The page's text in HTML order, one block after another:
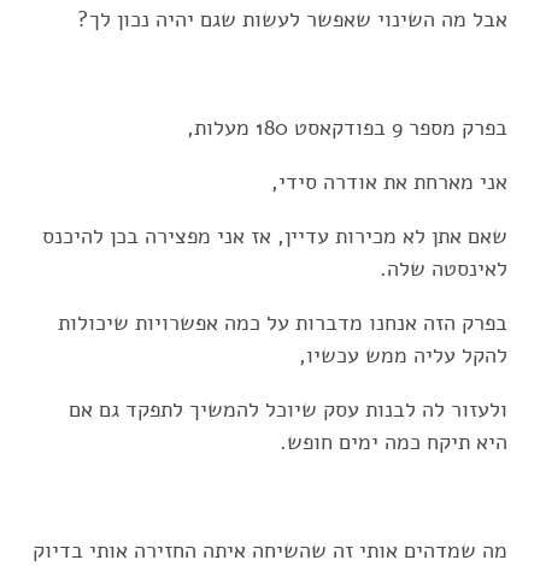
אבל מה השינוי שאפשר לעשות שגם יהיה נכון לך?
בפרק מספר 9 בפודקאסט 180 מעלות,
אני מארחת את אודרה סידי,
שאם אתן לא מכירות עדיין, אז אני מפצירה בכן להיכנס
לאינסטה שלה.
בפרק הזה אנחנו מדברות על כמה אפשרויות שיכולות
להקל עליה ממש עכשיו,
ולעזור לה לבנות עסק שיוכל להמשיך לתפקד גם אם
היא תיקח כמה ימים חופש.
מה שמדהים אותי זה שהשיחה איתה החזירה אותי בדיוק